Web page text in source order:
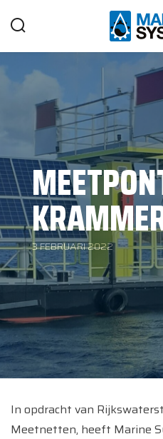
3 FEBRUARI 2022
In opdracht van
Meetnetten, heeft Marine